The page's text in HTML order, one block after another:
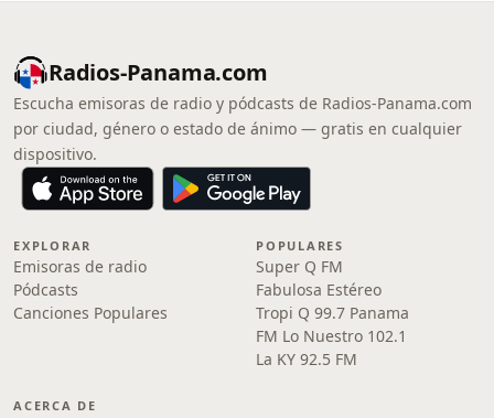
Radios-Panama.com
Escucha emisoras de radio y pódcasts de Radios-Panama.com
por ciudad, género o estado de ánimo — gratis en cualquier
dispositivo.
EXPLORAR
Emisoras de radio
Pódcasts
Canciones Populares
POPULARES
Super Q FM
Fabulosa Estéreo
Tropi Q 99.7 Panama
FM Lo Nuestro 102.1
La KY 92.5 FM
ACERCA DE